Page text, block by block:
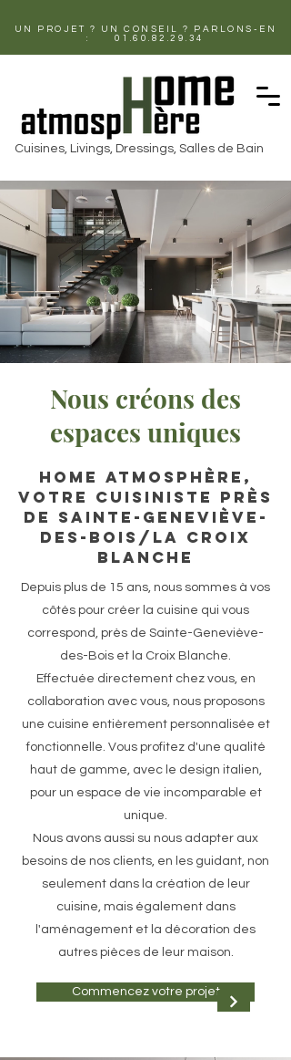
UN PROJET ? UN CONSEIL ? PARLONS-EN
: 01.60.82.29.34
Cuisines, Livings, Dressings, Salles de Bain
Nous créons des
espaces uniques
Home Atmosphère,
votre cuisiniste près
de Sainte-Geneviève-
des-Bois/la croix
blanche
Depuis plus de 15 ans, nous sommes à vos
côtés pour créer la cuisine qui vous
correspond, près de Sainte-Geneviève-
des-Bois et la Croix Blanche.
Effectuée directement chez vous, en
collaboration avec vous, nous proposons
une cuisine entièrement personnalisée et
fonctionnelle. Vous profitez d'une qualité
haut de gamme, avec le design italien,
pour un espace de vie incomparable et
unique.
Nous avons aussi su nous adapter aux
besoins de nos clients, en les guidant, non
seulement dans la création de leur
cuisine, mais également dans
l'aménagement et la décoration des
autres pièces de leur maison.
Commencez votre projet